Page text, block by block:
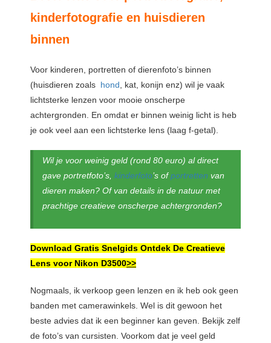
kinderfotografie en huisdieren
binnen
Voor kinderen, portretten of dierenfoto’s binnen
(huisdieren zoals hond, kat, konijn enz) wil je vaak
lichtsterke lenzen voor mooie onscherpe
achtergronden. En omdat er binnen weinig licht is heb
je ook veel aan een lichtsterke lens (laag f-getal).
Wil je voor weinig geld (rond 80 euro) al direct
gave portretfoto’s, kinderfoto’s ofportretten van
dieren maken? Of van details in de natuur met
prachtige creatieve onscherpe achtergronden?
Download Gratis Snelgids Ontdek De Creatieve
Lens voor Nikon D3500>>
Nogmaals, ik verkoop geen lenzen en ik heb ook geen
banden met camerawinkels. Wel is dit gewoon het
beste advies dat ik een beginner kan geven. Bekijk zelf
de foto’s van cursisten. Voorkom dat je veel geld